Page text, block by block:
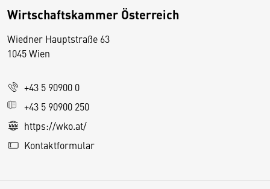
Wirtschaftskammer Österreich
Wiedner Hauptstraße 63
1045 Wien
+43 5 90900 0
+43 5 90900 250
https://wko.at/
Kontaktformular
D
s
e
S
e